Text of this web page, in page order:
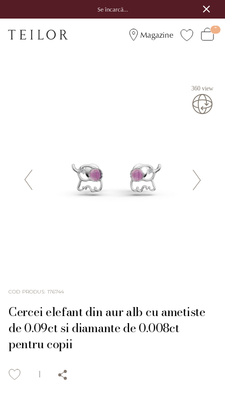
Se încarcă...
Magazine
360 view
COD PRODUS: 176744
Cercei elefant din aur alb cu ametiste
de 0.09ct si diamante de 0.008ct
pentru copii